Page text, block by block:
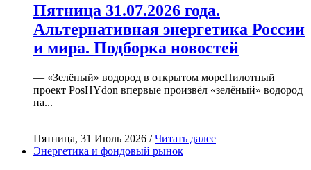
Пятница 31.07.2026 года.
Альтернативная энергетика России
и мира. Подборка новостей
— «Зелёный» водород в открытом мореПилотный
проект PosHYdon впервые произвёл «зелёный» водород
на...
Пятница, 31 Июль 2026 /Читать далее
Энергетика и фондовый рынок